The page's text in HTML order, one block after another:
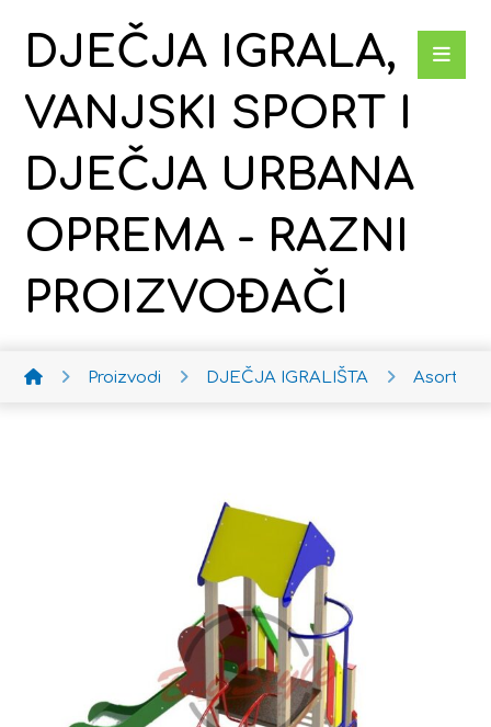
DJEČJA IGRALA,
VANJSKI SPORT I
DJEČJA URBANA
OPREMA - RAZNI
PROIZVOĐAČI
Proizvodi DJEČJA IGRALIŠTA